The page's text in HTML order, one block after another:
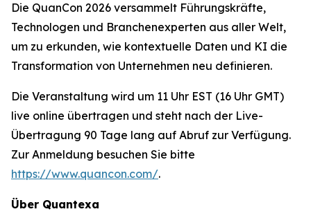
Die QuanCon 2026 versammelt Führungskräfte,
Technologen und Branchenexperten aus aller Welt,
um zu erkunden, wie kontextuelle Daten und KI die
Transformation von Unternehmen neu definieren.
Die Veranstaltung wird um 11 Uhr EST (16 Uhr GMT)
live online übertragen und steht nach der Live-
Übertragung 90 Tage lang auf Abruf zur Verfügung.
Zur Anmeldung besuchen Sie bitte
https://www.quancon.com/.
Über Quantexa